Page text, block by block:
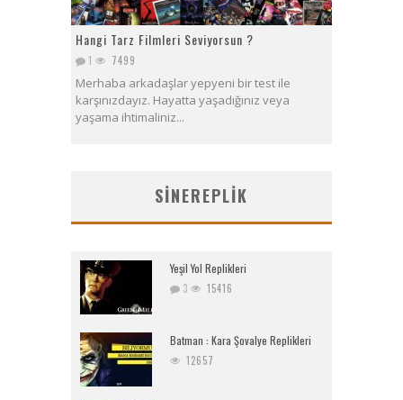
Hangi Tarz Filmleri Seviyorsun ?
1 7499
Merhaba arkadaşlar yepyeni bir test ile
karşınızdayız. Hayatta yaşadığınız veya
yaşama ihtimaliniz...
SINEREPLIK
Yeşil Yol Replikleri
3 15416
Batman : Kara Şovalye Replikleri
12657